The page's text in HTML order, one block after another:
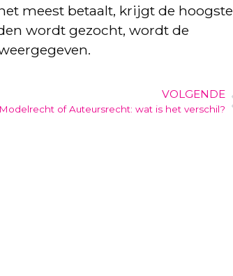
meest betaalt, krijgt de hoogste
wordt gezocht, wordt de
VOLGENDE
of Auteursrecht: wat is het verschil?